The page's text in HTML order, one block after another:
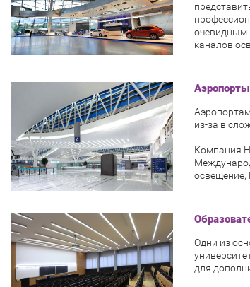
очевидным
каналов
Аэропорты
из-за в
Компания
освещение,
Одни из
для